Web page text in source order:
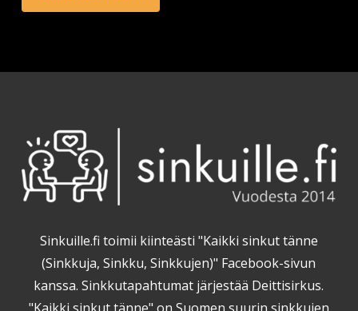
Sinkuille.fi toimii kiinteästi "Kaikki sinkut tänne
(Sinkkuja, Sinkku, Sinkkujen)" Facebook-sivun
kanssa. Sinkkutapahtumat järjestää Deittisirkus.